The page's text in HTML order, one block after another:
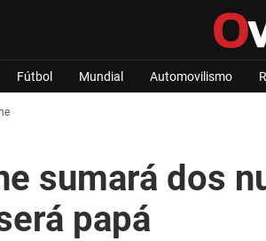
Fútbol Mundial Automovilismo
sumará dos
papá